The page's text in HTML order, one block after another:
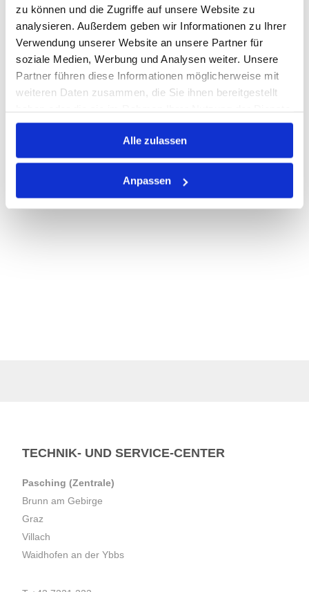
zu können und die Zugriffe auf unsere Website zu
analysieren. Außerdem geben wir Informationen zu Ihrer
Verwendung unserer Website an unsere Partner für
soziale Medien, Werbung und Analysen weiter. Unsere
Partner führen diese Informationen möglicherweise mit
weiteren Daten zusammen, die Sie ihnen bereitgestellt
gesammelt haben.
Alle zulassen
Anpassen
Nicht auf Lager
VARIANTEN
TECHNIK- UND SERVICE-CENTER
Pasching (Zentrale)
Brunn am Gebirge
Graz
Villach
Waidhofen an der Ybbs